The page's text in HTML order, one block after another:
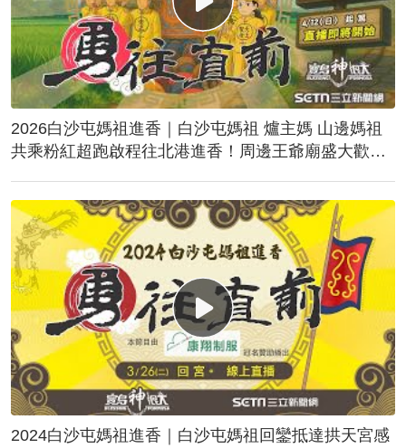
2026白沙屯媽祖進香｜白沙屯媽祖 爐主媽 山邊媽祖
共乘粉紅超跑啟程往北港進香！周邊王爺廟盛大歡
2024白沙屯媽祖進香｜白沙屯媽祖回鑾抵達拱天宮感